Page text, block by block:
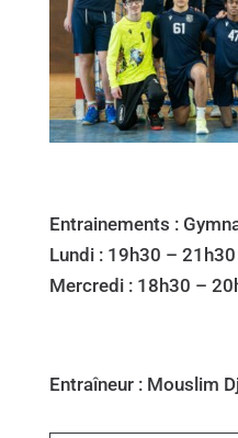
Entrainements :
Lundi : 19h30 – 21h30
Mercredi : 18h30 –
Entraîneur : Mouslim